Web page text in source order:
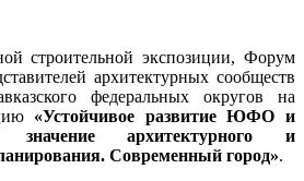
строительной экспозиции, Форум
архитектурных сообществ
федеральных округов на
«Устойчивое развитие ЮФО и
архитектурного и
Современный город».